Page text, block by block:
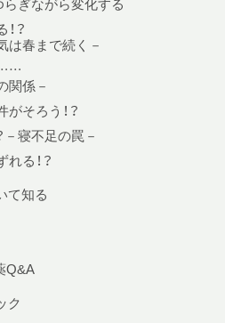
？
は春まで続く－
……
関係－
そろう！？
－寝不足の罠－
る！？
て知る
Q&A
ク